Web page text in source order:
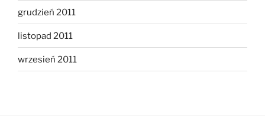
grudzień 2011
listopad 2011
wrzesień 2011